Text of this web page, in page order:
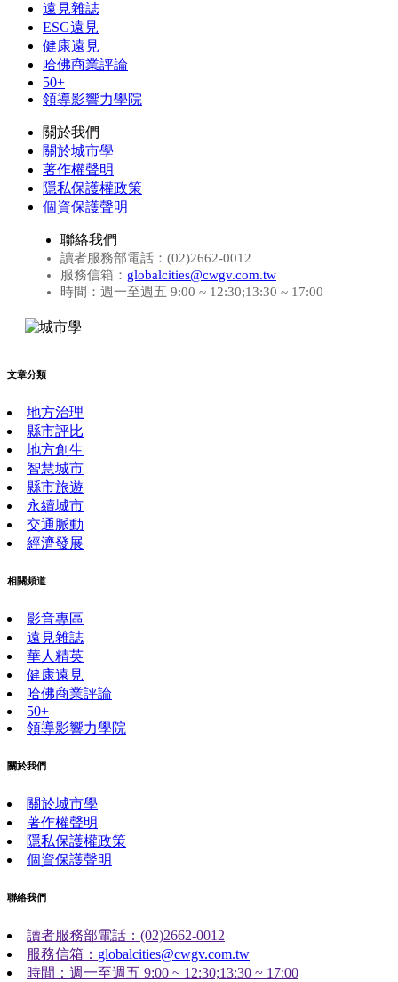
遠見雜誌
ESG遠見
健康遠見
哈佛商業評論
50+
領導影響力學院
關於我們
關於城市學
著作權聲明
隱私保護權政策
個資保護聲明
聯絡我們
讀者服務部電話：(02)2662-0012
服務信箱： globalcities@cwgv.com.tw
時間：週一至週五 9:00 ~ 12:30;13:30 ~ 17:00
文章分類
地方治理
縣市評比
地方創生
智慧城市
縣市旅遊
永續城市
交通脈動
經濟發展
相關頻道
影音專區
遠見雜誌
華人精英
健康遠見
哈佛商業評論
50+
領導影響力學院
關於我們
關於城市學
著作權聲明
隱私保護權政策
個資保護聲明
聯絡我們
讀者服務部電話：(02)2662-0012
服務信箱： globalcities@cwgv.com.tw
時間：週一至週五 9:00 ~ 12:30;13:30 ~ 17:00